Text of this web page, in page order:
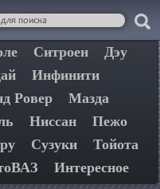
Ситроен
Дэу
Инфинити
Ровер
Мазда
Ниссан
Пежо
Сузуки
Тойота
Интересное